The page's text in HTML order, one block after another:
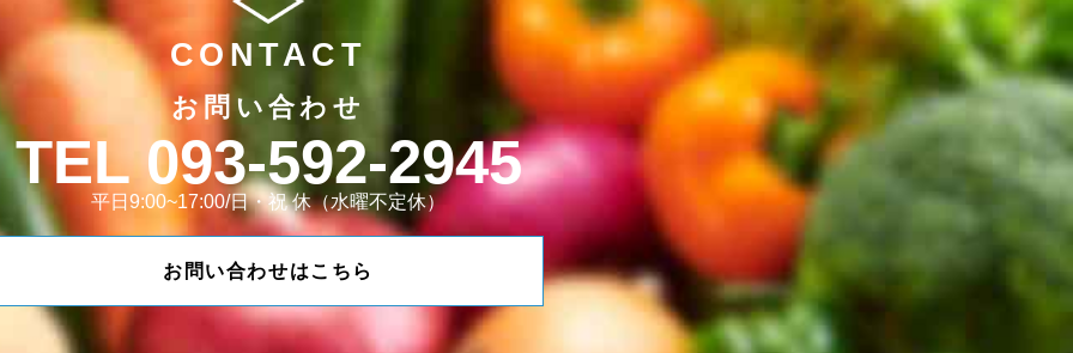
CONTACT
お問い合わせ
093-592-2945
平日9:00~17:00/日・祝 休（水曜不定休）
お問い合わせはこちら